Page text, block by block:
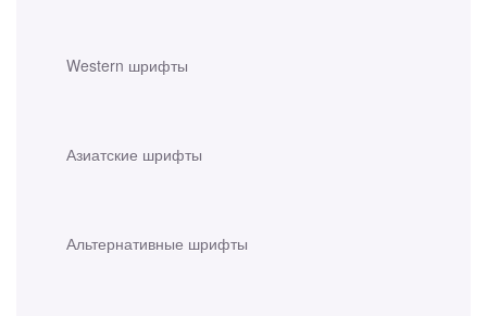
Western шрифты
Азиатские шрифты
Альтернативные шрифты